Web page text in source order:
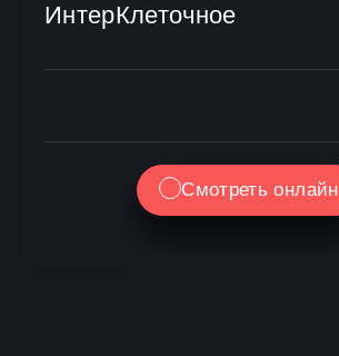
ИнтерКлеточное
Смотреть онлайн